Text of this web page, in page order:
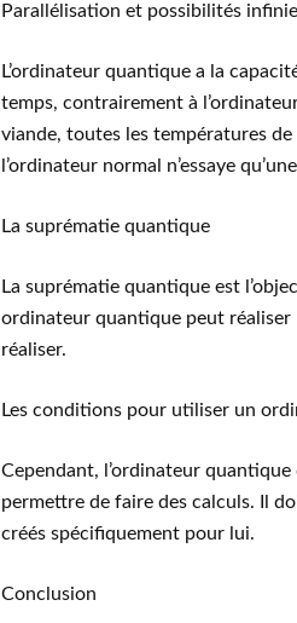
Parallélisation et possibilités
L’ordinateur quantique a la
temps, contrairement à
viande, toutes les températures de
l’ordinateur normal n’essaye
La suprématie quantique
La suprématie quantique est
ordinateur quantique peut réaliser
réaliser.
Les conditions pour utiliser un
Cependant, l’ordinateur
permettre de faire des calculs. Il
créés spécifiquement pour lui.
Conclusion